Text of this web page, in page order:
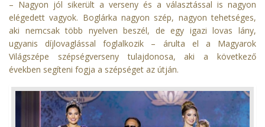
– Nagyon jól sikerült a verseny és a választással is nagyon
elégedett vagyok. Boglárka nagyon szép, nagyon tehetséges,
aki nemcsak több nyelven beszél, de egy igazi lovas lány,
ugyanis díjlovaglással foglalkozik – árulta el a Magyarok
Világszépe szépségverseny tulajdonosa, aki a következő
években segíteni fogja a szépséget az útján.